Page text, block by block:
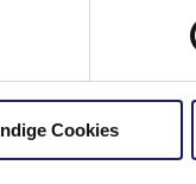
Cookies